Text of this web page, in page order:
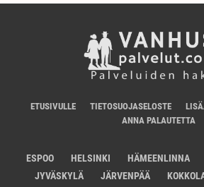
ETUSIVULLE TIETOSUOJASELOSTE
ANNA PALAUTETTA
ESPOO HELSINKI HÄMEENLINNA
JYVÄSKYLÄ
JÄRVENPÄÄ